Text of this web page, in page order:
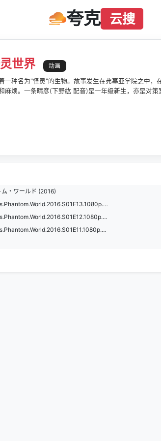
夸克 云搜
世界 动画
一种名为"怪灵"的生物。故事发生在弗塞亚学院之中，
麻烦。一条晴彦(下野紘 配音)是一年级新生，亦是对
。除此之外，温文尔雅的千金大小姐和泉玲奈(早见沙
・ワールド (2016)
[无彩限的怪灵世界].Myriad.Colors.Phantom.World.2016.S01E13.1080p.CR.WEB-DL.H264.AAC-UBWEB.mkv
[无彩限的怪灵世界].Myriad.Colors.Phantom.World.2016.S01E12.1080p.CR.WEB-DL.H264.AAC-UBWEB.mkv
[无彩限的怪灵世界].Myriad.Colors.Phantom.World.2016.S01E11.1080p.CR.WEB-DL.H264.AAC-UBWEB.mkv